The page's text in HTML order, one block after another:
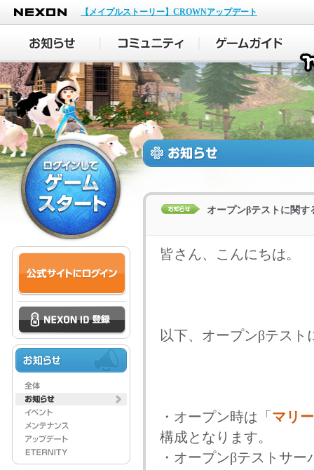
NEXON
【メイプルストーリー】CROWNアップデート
オープンβテストに関す
皆さん、こんにちは。
以下、オープンβテス
・オープン時は「 マリー
構成となります。
・オープンβテストサー